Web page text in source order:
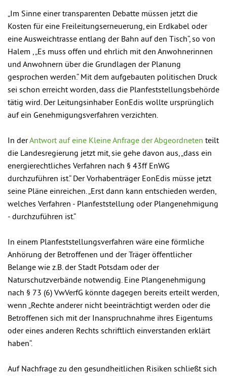
„Im Sinne einer transparenten Debatte müssen jetzt die
Kosten für eine Freileitungserneuerung, ein Erdkabel oder
eine Ausweichtrasse entlang der Bahn auf den Tisch“, so von
Halem , „Es muss offen und ehrlich mit den Anwohnerinnen
und Anwohnern über die Grundlagen der Planung
gesprochen werden.“ Mit dem aufgebauten politischen Druck
sei schon erreicht worden, dass die Planfeststellungsbehörde
tätig wird. Der Leitungsinhaber EonEdis wollte ursprünglich
auf ein Genehmigungsverfahren verzichten.
In derAntwort auf eine Kleine Anfrage der Abgeordneten teilt
die Landesregierung jetzt mit, sie gehe davon aus, „dass ein
energierechtliches Verfahren nach § 43ff EnWG
durchzuführen ist.“ Der Vorhabenträger EonEdis müsse jetzt
seine Pläne einreichen. „Erst dann kann entschieden werden,
welches Verfahren - Planfeststellung oder Plangenehmigung
- durchzuführen ist.“
In einem Planfeststellungsverfahren wäre eine förmliche
Anhörung der Betroffenen und der Träger öffentlicher
Belange wie z.B. der Stadt Potsdam oder der
Naturschutzverbände notwendig. Eine Plangenehmigung
nach § 73 (6) VwVerfG könnte dagegen bereits erteilt werden,
wenn „Rechte anderer nicht beeinträchtigt werden oder die
Betroffenen sich mit der Inanspruchnahme ihres Eigentums
oder eines anderen Rechts schriftlich einverstanden erklärt
haben“.
Auf Nachfrage zu den gesundheitlichen Risiken schließt sich